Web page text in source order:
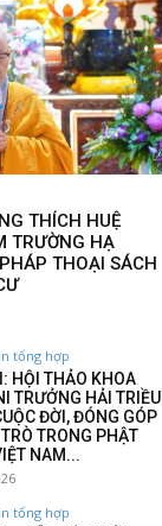
THÍCH HUỆ
TRƯỜNG HẠ
THOẠI SÁCH
tổng hợp
HỘI THẢO KHOA
TRƯỞNG HẢI TRIỀU
ĐỜI, ĐÓNG GÓP
TRONG PHẬT
NAM...
tổng hợp